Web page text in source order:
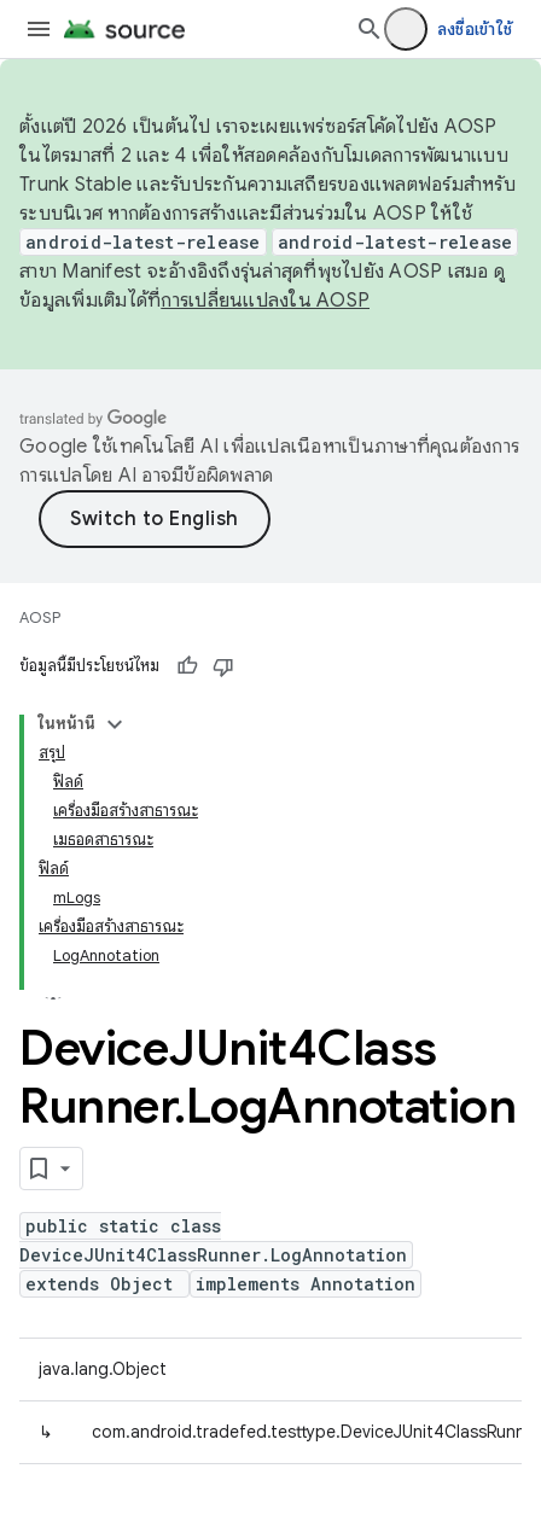
ลงชื่อเข้าใช้
ตั้งแต่ปี 2026 เป็นต้นไป เราจะเผยแพร่ซอร์สโค้ดไปยัง AOSP
ในไตรมาสที่ 2 และ 4 เพื่อให้สอดคล้องกับโมเดลการพัฒนาแบบ
Trunk Stable และรับประกันความเสถียรของแพลตฟอร์มสำหรับ
ระบบนิเวศ หากต้องการสร้างและมีส่วนร่วมใน AOSP ให้ใช้
android-latest-release android-latest-release
สาขา Manifest จะอ้างอิงถึงรุ่นล่าสุดที่พุชไปยัง AOSP เสมอ ดู
ข้อมูลเพิ่มเติมได้ที่การเปลี่ยนแปลงใน AOSP
Google ใช้เทคโนโลยี AI เพื่อแปลเนื้อหาเป็นภาษาที่คุณต้องการ
การแปลโดย AI อาจมีข้อผิดพลาด
AOSP
ข้อมูลนี้มีประโยชน์ไหม
ในหน้านี้
สรุป
ฟิลด์
เครื่องมือสร้างสาธารณะ
เมธอดสาธารณะ
ฟิลด์
mLogs
เครื่องมือสร้างสาธารณะ
LogAnnotation
DeviceJUnit4Class
Runner.LogAnnotation
public static class
DeviceJUnit4ClassRunner.LogAnnotation
extends Object
implements Annotation
java.lang.Object
↳